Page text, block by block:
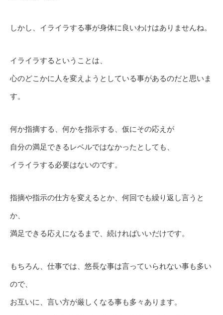
しかし、イライラする事が身体に良いわけはありませんね。
イライラするということは、
心のどこかに人を変えようとしている事があるのだと思いま
す。
何か指摘する、何かを指示する、仮にその応えが
自分の満足できるレベルではなかったとしても、
イライラする必要はないのです。
指摘や指示の仕方を変えるとか、何回でも繰り返し言うと
か、
満足できる応えになるまで、続ければいいだけです。
もちろん、仕事では、悠長な事は言っていられない事も多い
ので、
お互いに、言い方が厳しくなる事も多々あります。